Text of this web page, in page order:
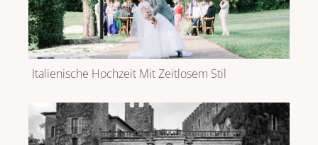
Italienische Hochzeit Mit Zeitlosem Stil